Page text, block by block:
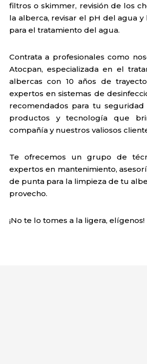
filtros o skimmer, revisión de los
la alberca, revisar el pH del agua
para el tratamiento del agua.
Contrata a profesionales como
Atocpan, especializada en el
albercas con 10 años de
expertos en sistemas de
recomendados para tu
productos y tecnología que
compañía y nuestros valiosos
Te ofrecemos un grupo de
expertos en mantenimiento,
de punta para la limpieza de tu
provecho.
¡No te lo tomes a la ligera, elígenos!